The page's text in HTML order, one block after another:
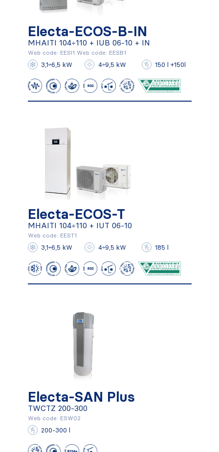
Electa-ECOS-B-IN
MHAITI 104÷110 + IUB 06-10 + IN
Web code: EESI1 Web code: EESB1
3,1÷6,5 kW 4÷9,5 kW 150 l +150l
Electa-ECOS-B-IN
MHAITI 104÷110 + IUB 06-10 + IN
Conocer más
Electa-ECOS-T
MHAITI 104÷110 + IUT 06-10
Web code: EEST1
3,1÷6,5 kW 4÷9,5 kW 185 l
Electa-ECOS-T
MHAITI 104÷110 + IUT 06-10
Conocer más
Electa-SAN Plus
TWCTZ 200-300
Web code: ESW02
200-300 l
Electa-SAN Plus
TWCTZ 200-300
Conocer más